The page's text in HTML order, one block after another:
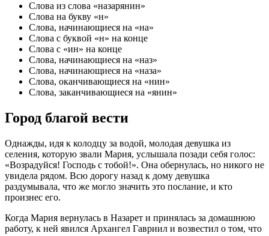
Слова из слова «назарянин»
Слова на букву «н»
Слова, начинающиеся на «на»
Слова c буквой «н» на конце
Слова c «ин» на конце
Слова, начинающиеся на «наз»
Слова, начинающиеся на «наза»
Слова, оканчивающиеся на «нин»
Слова, заканчивающиеся на «янин»
Город благой вести
Однажды, идя к колодцу за водой, молодая девушка из
селения, которую звали Мария, услышала позади себя голос:
«Возрадуйся! Господь с тобой!». Она обернулась, но никого не
увидела рядом. Всю дорогу назад к дому девушка
раздумывала, что же могло значить это послание, и кто
произнес его.
Когда Мария вернулась в Назарет и принялась за домашнюю
работу, к ней явился Архангел Гавриил и возвестил о том, что